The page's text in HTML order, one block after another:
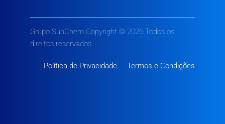
Grupo SunChem Copyright © 2026 Todos os
direitos reservados
Política de Privacidade Termos e Condições